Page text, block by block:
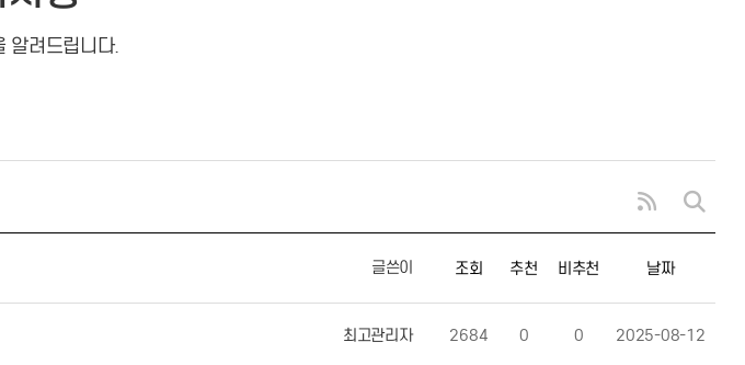
알려드립니다.
글쓴이 조회 추천 비추천 날짜
최고관리자 2684 0 0 2025-08-12